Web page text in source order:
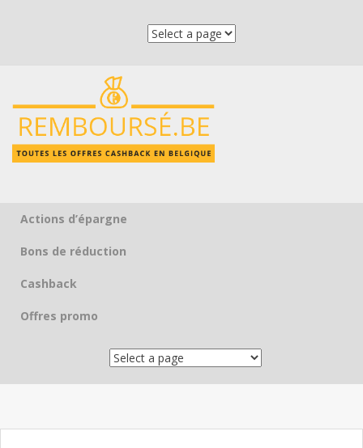
Skip to content
Actions d’épargne
Bons de réduction
Cashback
Offres promo